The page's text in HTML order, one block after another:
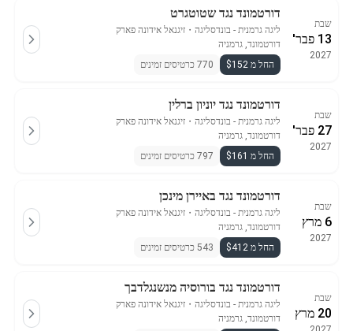
שבת
13 פבר'
2027
דורטמונד נגד שטוטגרט
ליגה גרמנית - בונדסליגה ・ זיגנאל אידונה פארק
דורטמונד, גרמניה
החל מ $152
770 כרטיסים זמינים
שבת
27 פבר'
2027
דורטמונד נגד יוניון ברלין
ליגה גרמנית - בונדסליגה ・ זיגנאל אידונה פארק
דורטמונד, גרמניה
החל מ $161
797 כרטיסים זמינים
שבת
6 מרץ
2027
דורטמונד נגד באיירן מינכן
ליגה גרמנית - בונדסליגה ・ זיגנאל אידונה פארק
דורטמונד, גרמניה
החל מ $412
543 כרטיסים זמינים
שבת
20 מרץ
דורטמונד נגד בורוסיה מנשנגלדבך
ליגה גרמנית - בונדסליגה ・ זיגנאל אידונה פארק
דורטמונד, גרמניה